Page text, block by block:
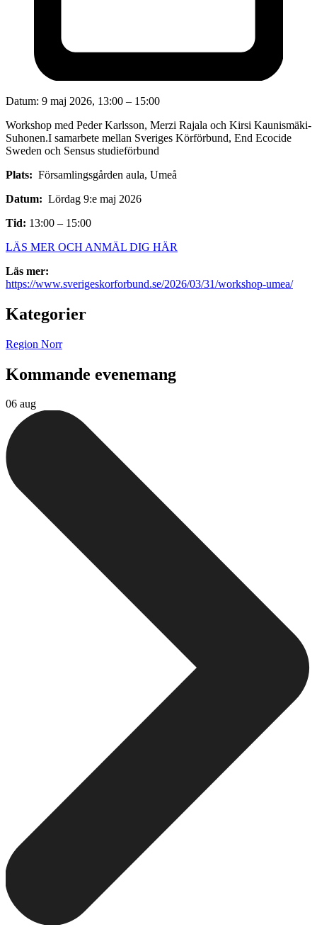
Datum: 9 maj 2026, 13:00 – 15:00
Workshop med Peder Karlsson, Merzi Rajala och Kirsi Kaunismäki-
Suhonen.I samarbete mellan Sveriges Körförbund, End Ecocide
Sweden och Sensus studieförbund
Plats: Församlingsgården aula, Umeå
Datum: Lördag 9:e maj 2026
Tid: 13:00 – 15:00
LÄS MER OCH ANMÄL DIG HÄR
Läs mer:
https://www.sverigeskorforbund.se/2026/03/31/workshop-umea/
Kategorier
Region Norr
Kommande evenemang
06 aug